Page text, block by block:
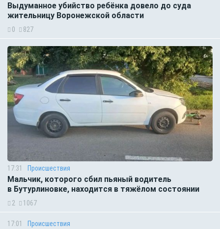
Выдуманное убийство ребёнка довело до суда
жительницу Воронежской области
0 827
17:31 Происшествия
Мальчик, которого сбил пьяный водитель
в Бутурлиновке, находится в тяжёлом состоянии
2 1067
17:01 Происшествия